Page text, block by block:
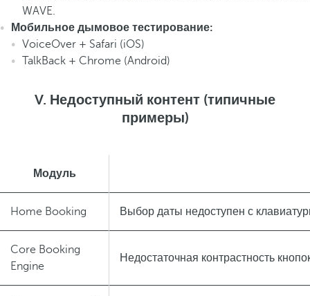
WAVE.
Мобильное дымовое тестирование:
VoiceOver + Safari (iOS)
TalkBack + Chrome (Android)
V. Недоступный контент (типичные
примеры)
Модуль
Home Booking Выбор даты недоступен с
Core Booking
Engine
Недостаточная контрастность